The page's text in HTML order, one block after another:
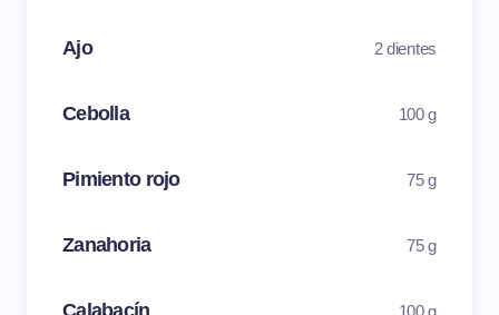
Ajo 2 dientes
Cebolla 100 g
Pimiento rojo 75 g
Zanahoria 75 g
100 g